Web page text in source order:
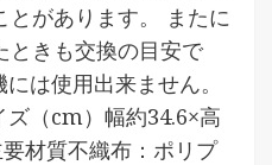
とがあります。 またに
ときも交換の目安で
は使用出来ません。
ズ（cm）幅約34.6×高
材質不織布：ポリプ